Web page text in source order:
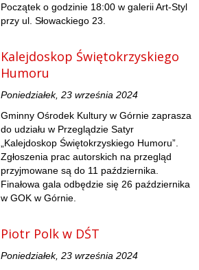
Początek o godzinie 18:00 w galerii Art-Styl
przy ul. Słowackiego 23.
Kalejdoskop Świętokrzyskiego
Humoru
Poniedziałek, 23 września 2024
Gminny Ośrodek Kultury w Górnie zaprasza
do udziału w Przeglądzie Satyr
„Kalejdoskop Świętokrzyskiego Humoru”.
Zgłoszenia prac autorskich na przegląd
przyjmowane są do 11 października.
Finałowa gala odbędzie się 26 października
w GOK w Górnie.
Piotr Polk w DŚT
Poniedziałek, 23 września 2024